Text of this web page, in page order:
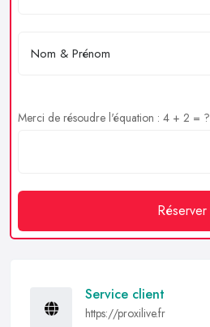
Merci de résoudre l'équation : 4 + 2 = ?
Réserver
Service client
https://proxilive.fr